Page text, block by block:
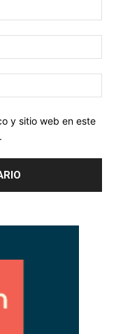
y sitio web en este